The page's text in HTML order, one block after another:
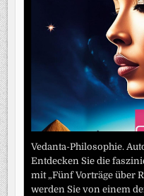
Vedanta-Philosophie.
Entdecken Sie die
mit „Fünf Vorträge über
werden Sie von einem